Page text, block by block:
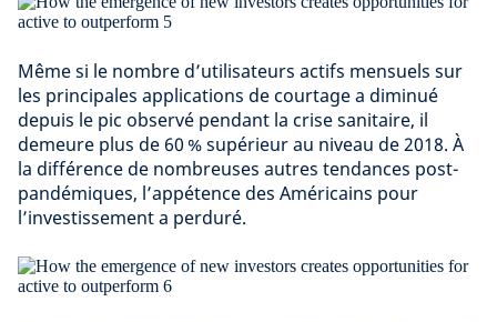
Même si le nombre d’utilisateurs actifs mensuels sur
les principales applications de courtage a diminué
depuis le pic observé pendant la crise sanitaire, il
demeure plus de 60 % supérieur au niveau de 2018. À
la différence de nombreuses autres tendances post-
pandémiques, l’appétence des Américains pour
l’investissement a perduré.